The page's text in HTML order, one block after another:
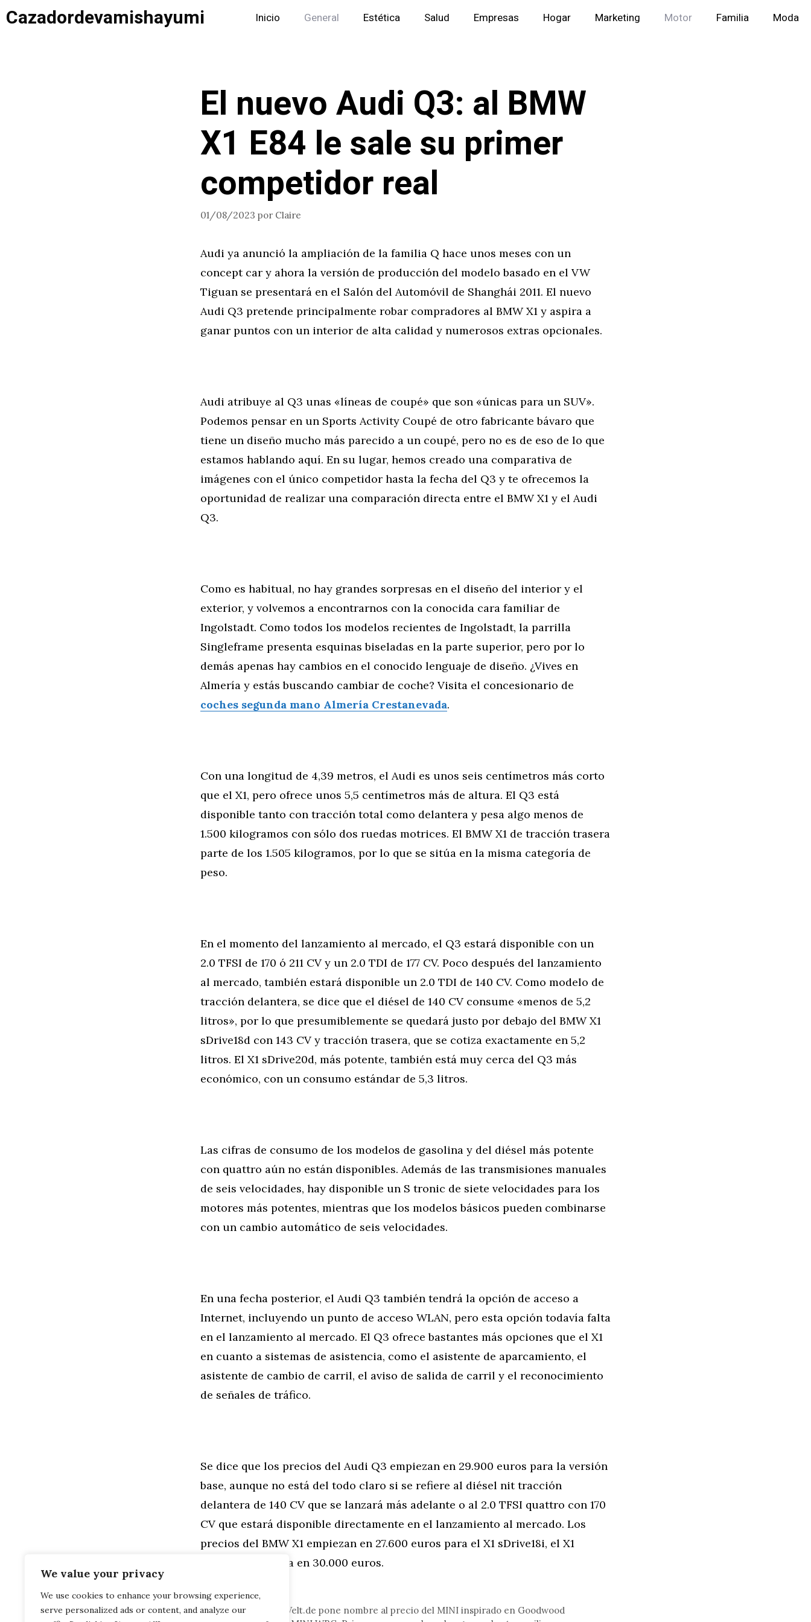
We value your privacy
We use cookies to enhance your browsing experience,
serve personalized ads or content, and analyze our
Saltar
Cazadordevamishayumi Inicio General Estética Salud Empresas Hogar Marketing Motor Familia Moda
El nuevo Audi Q3: al BMW
X1 E84 le sale su primer
competidor real
01/08/2023 por Claire
Audi ya anunció la ampliación de la familia Q hace unos meses con un
concept car y ahora la versión de producción del modelo basado en el VW
Tiguan se presentará en el Salón del Automóvil de Shanghái 2011. El nuevo
Audi Q3 pretende principalmente robar compradores al BMW X1 y aspira a
ganar puntos con un interior de alta calidad y numerosos extras opcionales.
Audi atribuye al Q3 unas «líneas de coupé» que son «únicas para un SUV».
Podemos pensar en un Sports Activity Coupé de otro fabricante bávaro que
tiene un diseño mucho más parecido a un coupé, pero no es de eso de lo que
estamos hablando aquí. En su lugar, hemos creado una comparativa de
imágenes con el único competidor hasta la fecha del Q3 y te ofrecemos la
oportunidad de realizar una comparación directa entre el BMW X1 y el Audi
Q3.
Como es habitual, no hay grandes sorpresas en el diseño del interior y el
exterior, y volvemos a encontrarnos con la conocida cara familiar de
Ingolstadt. Como todos los modelos recientes de Ingolstadt, la parrilla
Singleframe presenta esquinas biseladas en la parte superior, pero por lo
demás apenas hay cambios en el conocido lenguaje de diseño. ¿Vives en
Almería y estás buscando cambiar de coche? Visita el concesionario de
coches segunda mano Almería Crestanevada.
Con una longitud de 4,39 metros, el Audi es unos seis centímetros más corto
que el X1, pero ofrece unos 5,5 centímetros más de altura. El Q3 está
disponible tanto con tracción total como delantera y pesa algo menos de
1.500 kilogramos con sólo dos ruedas motrices. El BMW X1 de tracción trasera
parte de los 1.505 kilogramos, por lo que se sitúa en la misma categoría de
peso.
En el momento del lanzamiento al mercado, el Q3 estará disponible con un
2.0 TFSI de 170 ó 211 CV y un 2.0 TDI de 177 CV. Poco después del lanzamiento
al mercado, también estará disponible un 2.0 TDI de 140 CV. Como modelo de
tracción delantera, se dice que el diésel de 140 CV consume «menos de 5,2
litros», por lo que presumiblemente se quedará justo por debajo del BMW X1
sDrive18d con 143 CV y tracción trasera, que se cotiza exactamente en 5,2
litros. El X1 sDrive20d, más potente, también está muy cerca del Q3 más
económico, con un consumo estándar de 5,3 litros.
Las cifras de consumo de los modelos de gasolina y del diésel más potente
con quattro aún no están disponibles. Además de las transmisiones manuales
de seis velocidades, hay disponible un S tronic de siete velocidades para los
motores más potentes, mientras que los modelos básicos pueden combinarse
con un cambio automático de seis velocidades.
En una fecha posterior, el Audi Q3 también tendrá la opción de acceso a
Internet, incluyendo un punto de acceso WLAN, pero esta opción todavía falta
en el lanzamiento al mercado. El Q3 ofrece bastantes más opciones que el X1
en cuanto a sistemas de asistencia, como el asistente de aparcamiento, el
asistente de cambio de carril, el aviso de salida de carril y el reconocimiento
de señales de tráfico.
Se dice que los precios del Audi Q3 empiezan en 29.900 euros para la versión
base, aunque no está del todo claro si se refiere al diésel nit tracción
delantera de 140 CV que se lanzará más adelante o al 2.0 TFSI quattro con 170
CV que estará disponible directamente en el lanzamiento al mercado. Los
precios del BMW X1 empiezan en 27.600 euros para el X1 sDrive18i, el X1
sDrive18d arranca en 30.000 euros.
Categorías
General,Motor
46.900 euros – Welt.de pone nombre al precio del MINI inspirado en Goodwood